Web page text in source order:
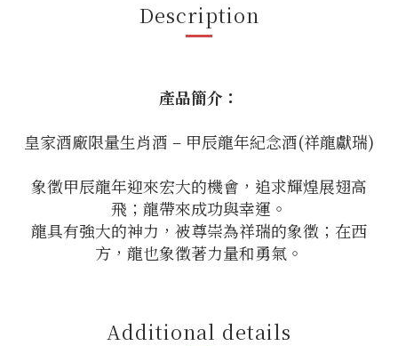
Description
產品簡介：
皇家酒廠限量生肖酒 – 甲辰龍年紀念酒(祥龍獻瑞)
象徵甲辰龍年迎來宏大的機會，追求輝煌展翅高
飛；龍帶來成功與幸運。
龍具有強大的神力，被尊崇為祥瑞的象徵；在西
方，龍也象徵著力量和勇氣。
Additional details